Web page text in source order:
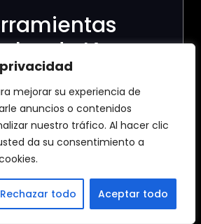
mejorar su experiencia de
anuncios o contenidos
nuestro tráfico. Al hacer clic
da su consentimiento a
Rechazar todo Aceptar todo
de IA para
arsenal de herramientas
diseñadas
para la optimización
y facilidad de
priorizando aquellas que
rápidos incluso en